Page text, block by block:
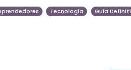
Tecnología Guía